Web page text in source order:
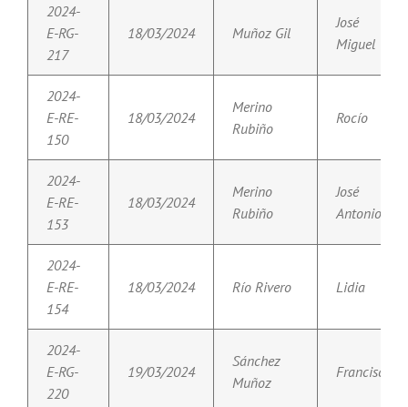
2024-
E-RG-
217
18/03/2024 Muñoz Gil
José
Miguel
2024-
E-RE-
150
18/03/2024
Merino
Rubiño
Rocío
2024-
E-RE-
153
18/03/2024
Merino
Rubiño
José
Antonio
2024-
E-RE-
154
18/03/2024 Río Rivero Lidia
2024-
E-RG-
220
19/03/2024
Sánchez
Muñoz
Francisco